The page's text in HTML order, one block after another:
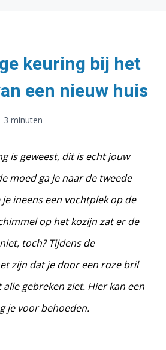
keuring bij het
een nieuw huis
3 minuten
is geweest, dit is echt jouw
moed ga je naar de tweede
ineens een vochtplek op de
op het kozijn zat er de
toch? Tijdens de
zijn dat je door een roze bril
gebreken ziet. Hier kan een
je voor behoeden.